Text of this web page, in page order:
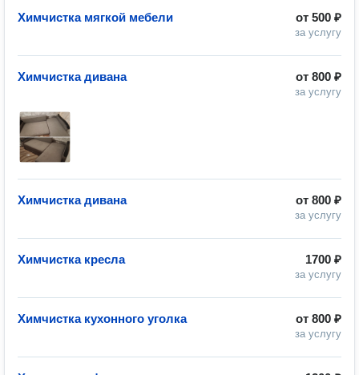
от 500 ₽
за услугу
Химчистка мягкой мебели
от 800 ₽
за услугу
Химчистка дивана
от 800 ₽
за услугу
Химчистка дивана
1700 ₽
за услугу
Химчистка кресла
от 800 ₽
за услугу
Химчистка кухонного уголка